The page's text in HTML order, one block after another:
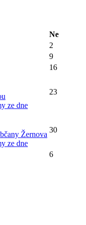
Ne
2
9
16
ze dne
23
Žernova
ze dne
30
6